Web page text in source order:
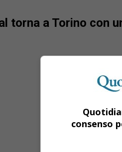
torna a Torino con
consenso